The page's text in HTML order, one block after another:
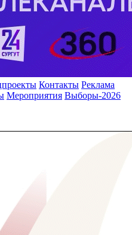
Контакты Реклама
Мероприятия Выборы-2026